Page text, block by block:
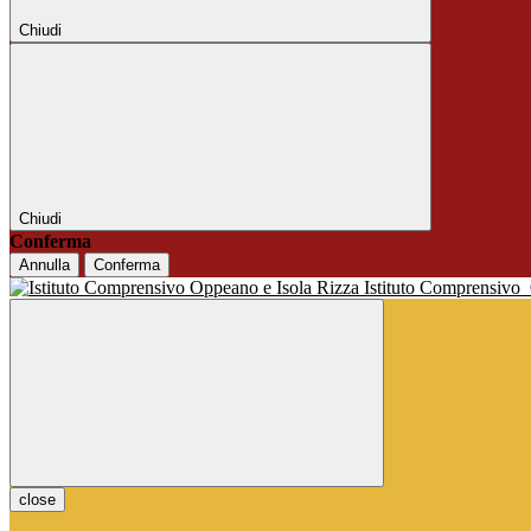
Chiudi
Chiudi
Conferma
Annulla Conferma
Istituto Comprensivo
close